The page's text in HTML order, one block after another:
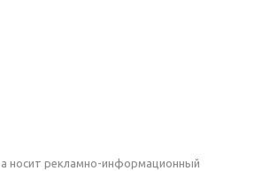
носит рекламно-информационный